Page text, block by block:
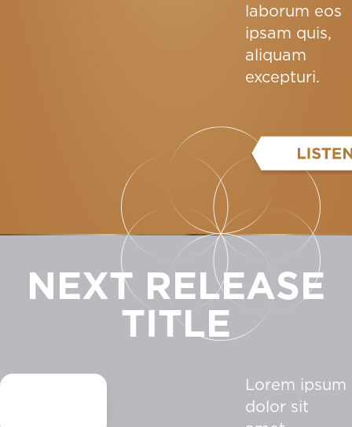
laborum eos
ipsam quis,
aliquam
excepturi.
NEXT RELEASE
TITLE
Lorem ipsum
dolor sit